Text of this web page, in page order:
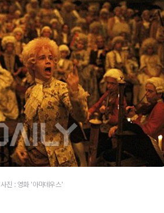
사진 : 영화 '아마데우스'